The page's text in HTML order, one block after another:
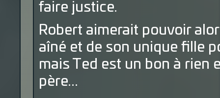
faire justice.
Robert aimerait pouvoir
aîné et de son unique fille
mais Ted est un bon à rien
père...